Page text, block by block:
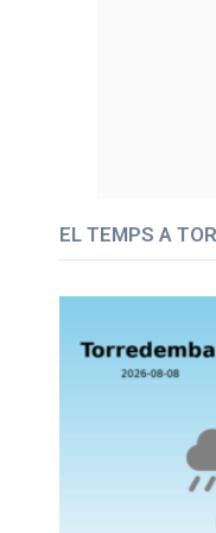
EL TEMPS A